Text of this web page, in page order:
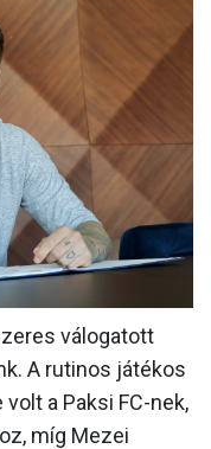
válogatott
A rutinos játékos
a Paksi FC-nek,
míg Mezei